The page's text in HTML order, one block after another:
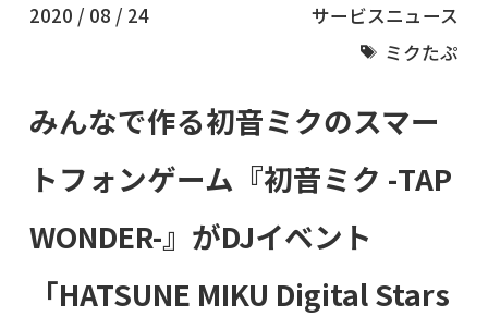
2020 / 08 / 24
サービスニュース
ミクたぷ
みんなで作る初音ミクのスマー
トフォンゲーム『初音ミク -TAP
WONDER-』がDJイベント
「HATSUNE MIKU Digital Stars